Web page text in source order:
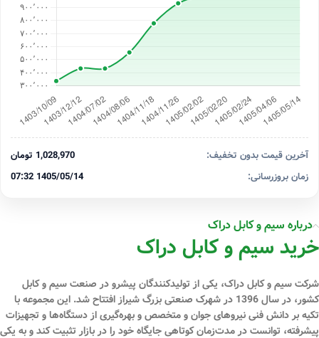
آخرین قیمت بدون تخفیف:
1,028,970 تومان
زمان بروزرسانی:
1405/05/14 07:32
درباره سیم و کابل دراک
خرید سیم و کابل دراک
شرکت سیم و کابل دراک، یکی از تولیدکنندگان پیشرو در صنعت سیم و کابل
کشور، در سال 1396 در شهرک صنعتی بزرگ شیراز افتتاح شد. این مجموعه با
تکیه بر دانش فنی نیروهای جوان و متخصص و بهره‌گیری از دستگاه‌ها و تجهیزات
پیشرفته، توانست در مدت‌زمان کوتاهی جایگاه خود را در بازار تثبیت کند و به یکی